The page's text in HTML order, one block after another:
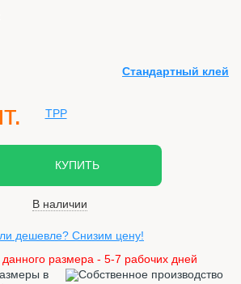
Стандартный клей
КУПИТЬ
В наличии
дешевле? Снизим цену!
данного размера - 5-7 рабочих дней